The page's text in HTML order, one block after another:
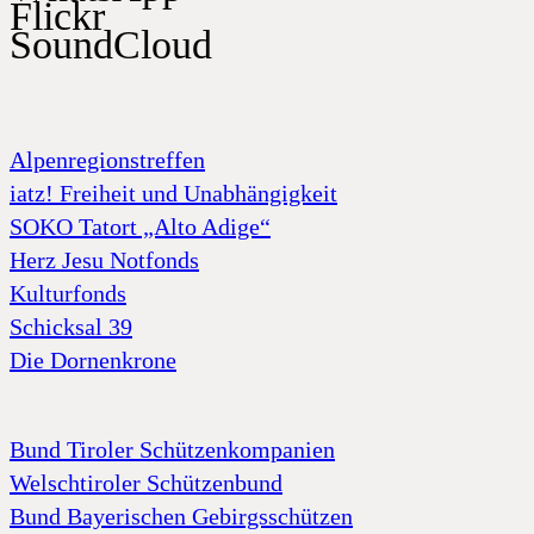
Flickr
SoundCloud
Alpenregionstreffen
iatz! Freiheit und Unabhängigkeit
SOKO Tatort „Alto Adige“
Herz Jesu Notfonds
Kulturfonds
Schicksal 39
Die Dornenkrone
Bund Tiroler Schützenkompanien
Welschtiroler Schützenbund
Bund Bayerischen Gebirgsschützen